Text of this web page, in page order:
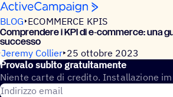
Salta al contenuto
BLOG ECOMMERCE KPIS
Compren­dere i KPI di e‑commerce: una
successo
Jeremy Collier 25 ottobre 2023
Provalo subito gratuitamente
Niente carte di credito. Installazione
Indirizzo email